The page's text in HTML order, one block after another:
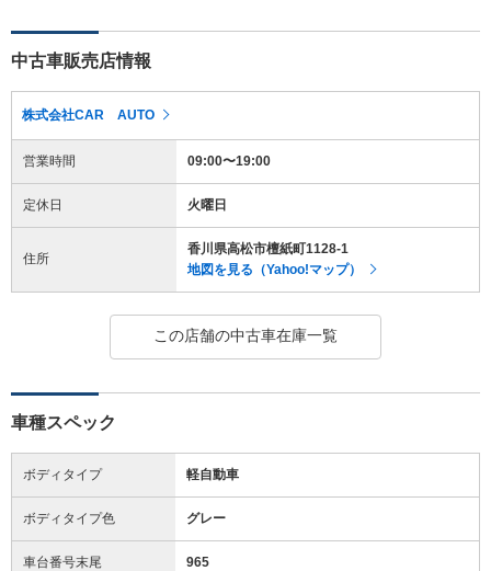
中古車販売店情報
株式会社CAR AUTO
営業時間 09:00〜19:00
定休日 火曜日
住所
香川県高松市檀紙町1128-1
地図を見る（Yahoo!マップ）
この店舗の中古車在庫一覧
車種スペック
ボディタイプ 軽自動車
ボディタイプ色 グレー
車台番号末尾 965